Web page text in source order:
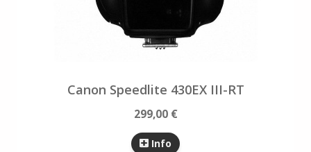
Canon Speedlite 430EX III-RT
299,00 €
Info